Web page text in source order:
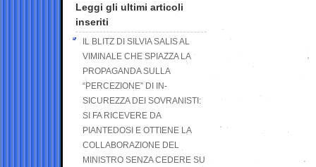
Leggi gli ultimi articoli
inseriti
IL BLITZ DI SILVIA SALIS AL
VIMINALE CHE SPIAZZA LA
PROPAGANDA SULLA
“PERCEZIONE” DI IN-
SICUREZZA DEI SOVRANISTI:
SI FA RICEVERE DA
PIANTEDOSI E OTTIENE LA
COLLABORAZIONE DEL
MINISTRO SENZA CEDERE SU